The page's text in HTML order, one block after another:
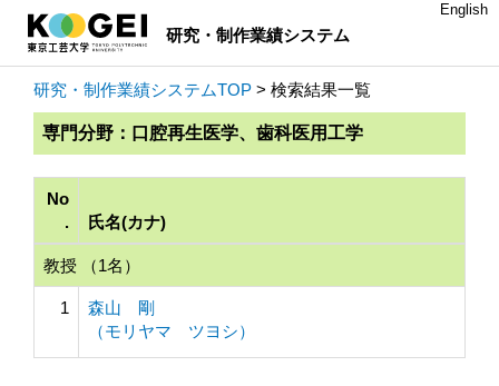
研究・制作業績システム
English
研究・制作業績システムTOP > 検索結果一覧
専門分野：口腔再生医学、歯科医用工学
No
.
氏名(カナ)
教授 （1名）
1
森山 剛
（モリヤマ ツヨシ）